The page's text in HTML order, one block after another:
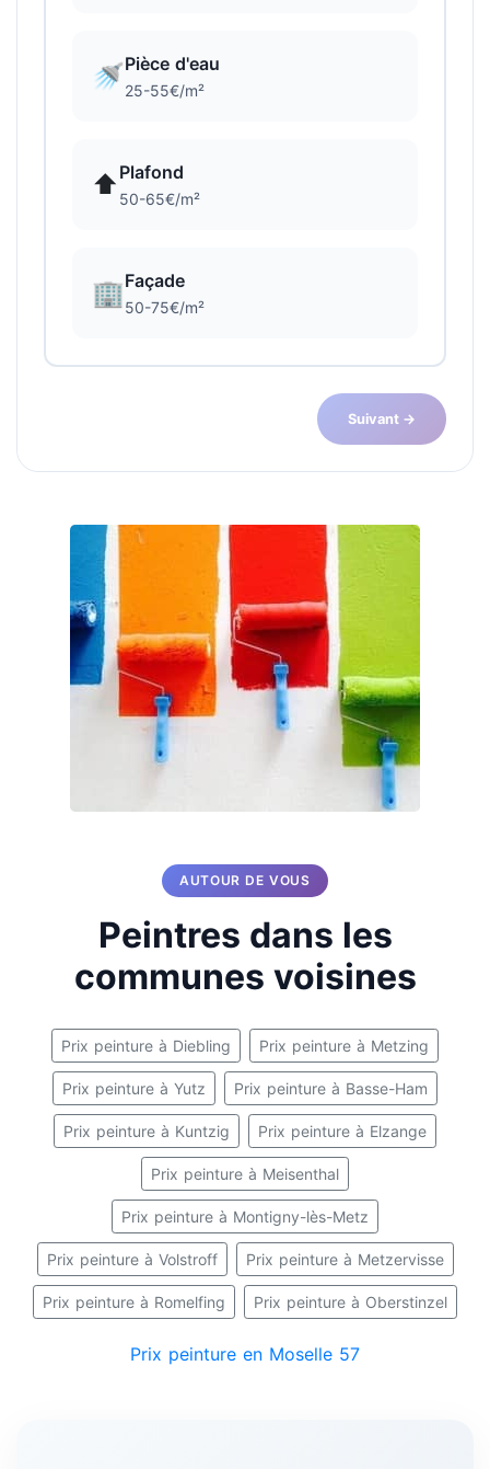
🚿Pièce d'eau
25-55€/m²
⬆️ Plafond
50-65€/m²
🏢Façade
50-75€/m²
Suivant →
AUTOUR DE VOUS
Peintres dans les
communes voisines
Prix peinture à Diebling Prix peinture à Metzing
Prix peinture à Yutz Prix peinture à Basse-Ham
Prix peinture à Kuntzig Prix peinture à Elzange
Prix peinture à Meisenthal
Prix peinture à Montigny-lès-Metz
Prix peinture à Volstroff Prix peinture à Metzervisse
Prix peinture à Romelfing Prix peinture à Oberstinzel
Prix peinture en Moselle 57